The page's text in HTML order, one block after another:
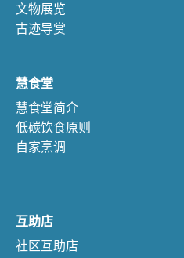
文物展览
古迹导赏
慧食堂
慧食堂简介
低碳饮食原则
自家烹调
互助店
社区互助店